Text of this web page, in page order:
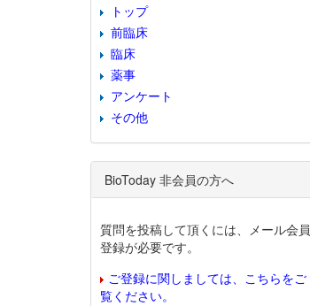
トップ
前臨床
臨床
薬事
アンケート
その他
BioToday 非会員の方へ
質問を投稿して頂くには、メール会員
登録が必要です。
ご登録に関しましては、こちらをご
覧ください。